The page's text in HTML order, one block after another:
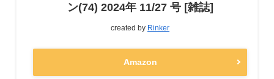
ン(74) 2024年 11/27 号 [雑誌]
created by Rinker
Amazon